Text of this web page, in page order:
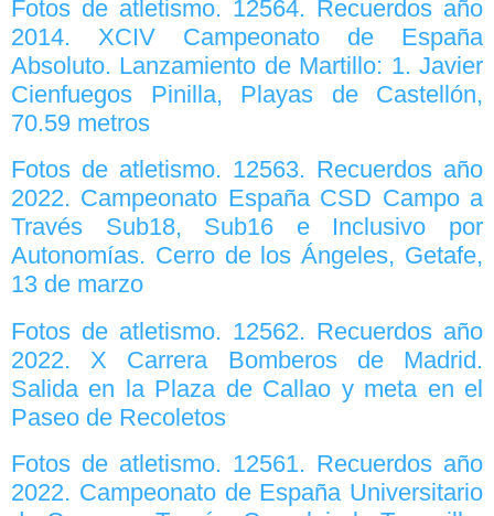
Fotos de atletismo. 12564. Recuerdos año
2014. XCIV Campeonato de España
Absoluto. Lanzamiento de Martillo: 1. Javier
Cienfuegos Pinilla, Playas de Castellón,
70.59 metros
Fotos de atletismo. 12563. Recuerdos año
2022. Campeonato España CSD Campo a
Través Sub18, Sub16 e Inclusivo por
Autonomías. Cerro de los Ángeles, Getafe,
13 de marzo
Fotos de atletismo. 12562. Recuerdos año
2022. X Carrera Bomberos de Madrid.
Salida en la Plaza de Callao y meta en el
Paseo de Recoletos
Fotos de atletismo. 12561. Recuerdos año
2022. Campeonato de España Universitario